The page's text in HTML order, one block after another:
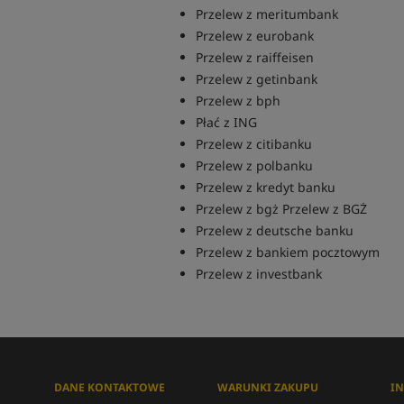
Przelew z meritumbank
Przelew z eurobank
Przelew z raiffeisen
Przelew z getinbank
Przelew z bph
Płać z ING
Przelew z citibanku
Przelew z polbanku
Przelew z kredyt banku
Przelew z bgż Przelew z BGŻ
Przelew z deutsche banku
Przelew z bankiem pocztowym
Przelew z investbank
DANE KONTAKTOWE
WARUNKI ZAKUPU